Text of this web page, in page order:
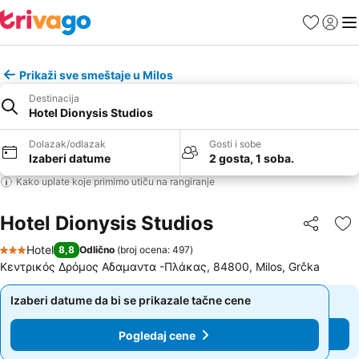
FavoritiPrijavi
Prikaži sve smeštaje u Milos
Destinacija
Hotel Dionysis Studios
Dolazak/odlazak
Izaberi datume
Gosti i sobe
2 gosta, 1 soba.
Kako uplate koje primimo utiču na rangiranje
Hotel Dionysis Studios Deli
3 Zvezdice
Hotel 8,8 Odlično (broj ocena: 497)
Κεντρικός Δρόμος Αδαμαντα -Πλάκας, 84800, Milos, Grčka
Izaberi datume da bi se prikazale tačne cene
Pogledaj cene
Izaberi datume da bi se prikazale tačne cene
Pogledaj cene